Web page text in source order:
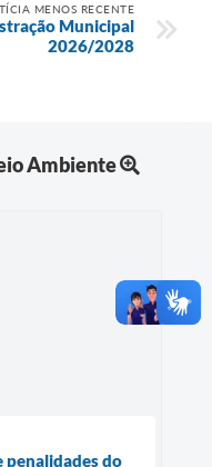
MENOS RECENTE
Municipal
2026/2028
Ambiente
penalidades do